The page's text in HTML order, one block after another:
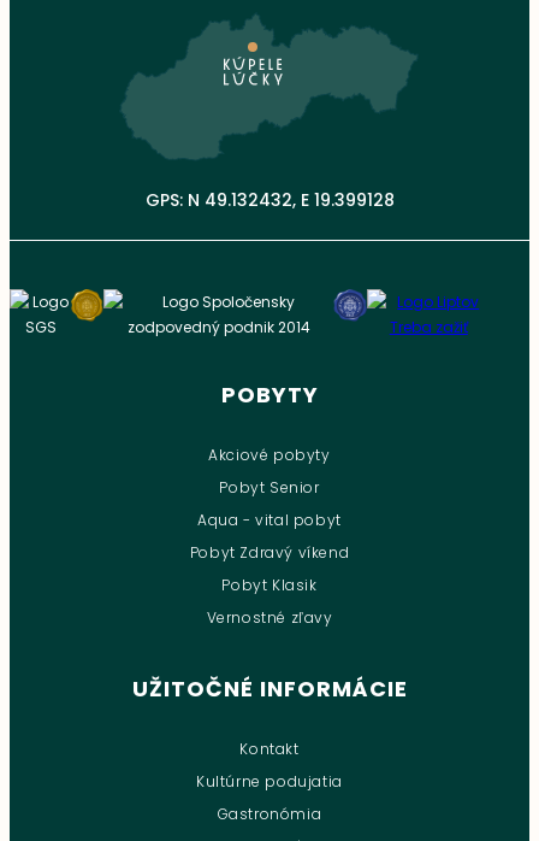
GPS: N 49.132432, E 19.399128
POBYTY
Akciové pobyty
Pobyt Senior
Aqua - vital pobyt
Pobyt Zdravý víkend
Pobyt Klasik
Vernostné zľavy
UŽITOČNÉ INFORMÁCIE
Kontakt
Kultúrne podujatia
Gastronómia